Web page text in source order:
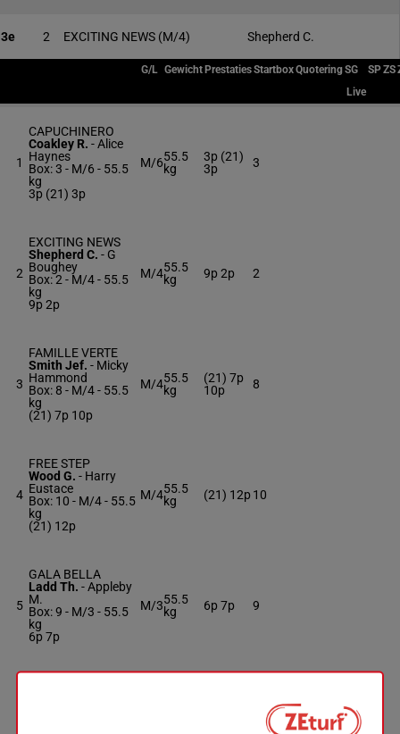
3e 2 EXCITING NEWS (M/4) Shepherd C.
G/L Gewicht PrestatiesStartboxQuoteringSG SPZS
Live
1
CAPUCHINERO
Coakley R. -Alice
Haynes
Box: 3 - M/6 - 55.5
kg
3p (21) 3p
M/655.5
kg
3p (21)
3p
3
2
EXCITING NEWS
Shepherd C. - G
Boughey
Box: 2 - M/4 - 55.5
kg
9p 2p
M/455.5
kg
9p 2p 2
3
FAMILLE VERTE
Smith Jef. - Micky
Hammond
Box: 8 - M/4 - 55.5
kg
(21) 7p 10p
M/455.5
kg
(21) 7p
10p
8
4
FREE STEP
Wood G. - Harry
Eustace
Box: 10 - M/4 - 55.5
kg
(21) 12p
M/455.5
kg
(21) 12p 10
5
GALA BELLA
Ladd Th. -Appleby
M.
Box: 9 - M/3 - 55.5
kg
6p 7p
M/355.5
kg
6p 7p 9